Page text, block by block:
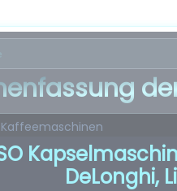
Kaffeemaschinen
DeLonghi,